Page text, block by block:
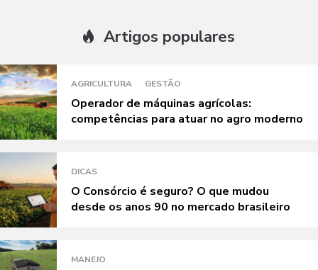
Artigos populares
AGRICULTURA GESTÃO
Operador de máquinas agrícolas:
competências para atuar no agro moderno
DICAS
O Consórcio é seguro? O que mudou
desde os anos 90 no mercado brasileiro
MANEJO